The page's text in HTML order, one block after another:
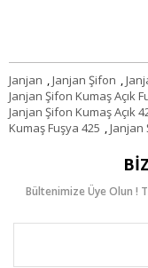
Janjan ,Janjan Şifon ,
Janjan Şifon Kumaş Açık
Janjan Şifon Kumaş Açık
Kumaş Fuşya 425 ,Janjan
Bültenimize Üye Olun !